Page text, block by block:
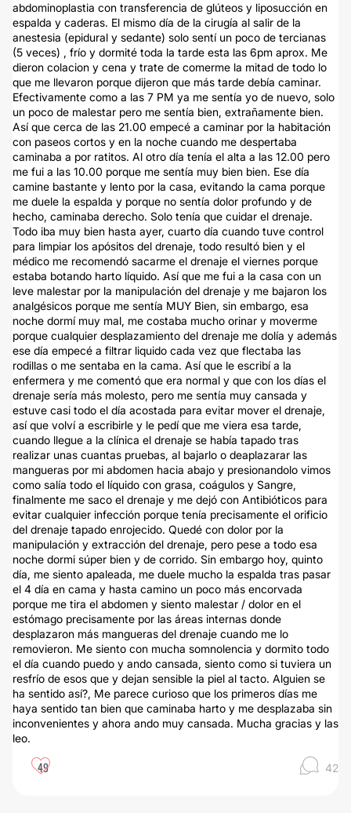
abdominoplastia con transferencia de glúteos y liposucción en
espalda y caderas. El mismo día de la cirugía al salir de la
anestesia (epidural y sedante) solo sentí un poco de tercianas
(5 veces) , frío y dormité toda la tarde esta las 6pm aprox. Me
dieron colacion y cena y trate de comerme la mitad de todo lo
que me llevaron porque dijeron que más tarde debía caminar.
Efectivamente como a las 7 PM ya me sentía yo de nuevo, solo
un poco de malestar pero me sentía bien, extrañamente bien.
Así que cerca de las 21.00 empecé a caminar por la habitación
con paseos cortos y en la noche cuando me despertaba
caminaba a por ratitos. Al otro día tenía el alta a las 12.00 pero
me fui a las 10.00 porque me sentía muy bien bien. Ese día
camine bastante y lento por la casa, evitando la cama porque
me duele la espalda y porque no sentía dolor profundo y de
hecho, caminaba derecho. Solo tenía que cuidar el drenaje.
Todo iba muy bien hasta ayer, cuarto día cuando tuve control
para limpiar los apósitos del drenaje, todo resultó bien y el
médico me recomendó sacarme el drenaje el viernes porque
estaba botando harto líquido. Así que me fui a la casa con un
leve malestar por la manipulación del drenaje y me bajaron los
analgésicos porque me sentía MUY Bien, sin embargo, esa
noche dormí muy mal, me costaba mucho orinar y moverme
porque cualquier desplazamiento del drenaje me dolía y además
ese día empecé a filtrar liquido cada vez que flectaba las
rodillas o me sentaba en la cama. Así que le escribí a la
enfermera y me comentó que era normal y que con los días el
drenaje sería más molesto, pero me sentía muy cansada y
estuve casi todo el día acostada para evitar mover el drenaje,
así que volví a escribirle y le pedí que me viera esa tarde,
cuando llegue a la clínica el drenaje se había tapado tras
realizar unas cuantas pruebas, al bajarlo o deaplazarar las
mangueras por mi abdomen hacia abajo y presionandolo vimos
como salía todo el líquido con grasa, coágulos y Sangre,
finalmente me saco el drenaje y me dejó con Antibióticos para
evitar cualquier infección porque tenía precisamente el orificio
del drenaje tapado enrojecido. Quedé con dolor por la
manipulación y extracción del drenaje, pero pese a todo esa
noche dormi súper bien y de corrido. Sin embargo hoy, quinto
día, me siento apaleada, me duele mucho la espalda tras pasar
el 4 día en cama y hasta camino un poco más encorvada
porque me tira el abdomen y siento malestar / dolor en el
estómago precisamente por las áreas internas donde
desplazaron más mangueras del drenaje cuando me lo
removieron. Me siento con mucha somnolencia y dormito todo
el día cuando puedo y ando cansada, siento como si tuviera un
resfrío de esos que y dejan sensible la piel al tacto. Alguien se
ha sentido así?, Me parece curioso que los primeros días me
haya sentido tan bien que caminaba harto y me desplazaba sin
inconvenientes y ahora ando muy cansada. Mucha gracias y las
leo.
49 42